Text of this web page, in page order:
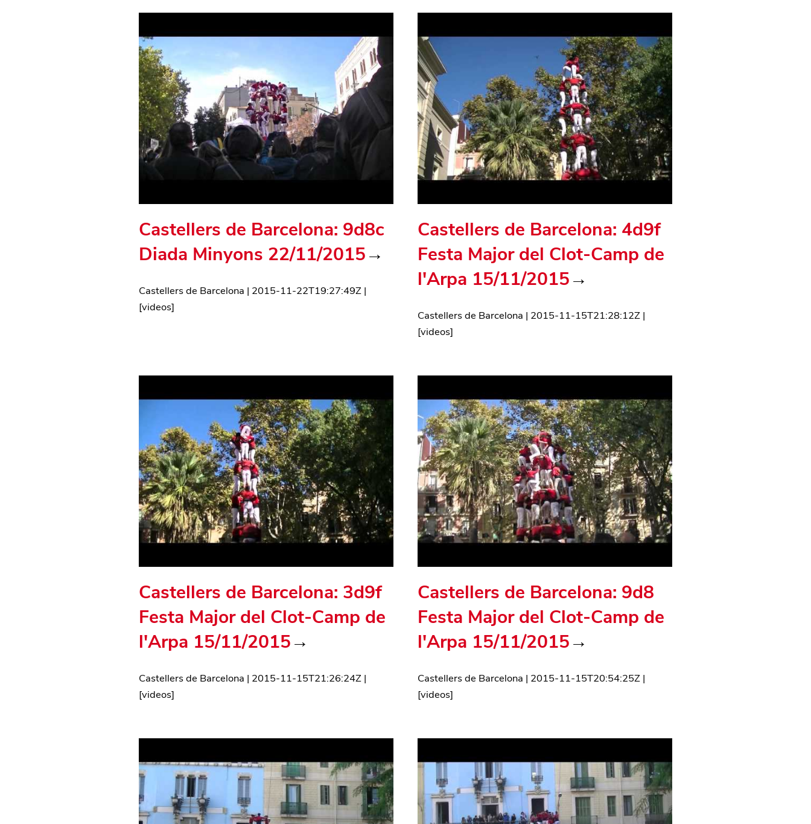
Castellers de Barcelona: 9d8c
Diada Minyons 22/11/2015→
Castellers de Barcelona | 2015-11-22T19:27:49Z|
[videos]
Castellers de Barcelona: 4d9f
Festa Major del Clot-Camp de
l'Arpa 15/11/2015→
Castellers de Barcelona | 2015-11-15T21:28:12Z |
[videos]
Castellers de Barcelona: 3d9f
Festa Major del Clot-Camp de
l'Arpa 15/11/2015→
Castellers de Barcelona | 2015-11-15T21:26:24Z|
[videos]
Castellers de Barcelona: 9d8
Festa Major del Clot-Camp de
l'Arpa 15/11/2015→
Castellers de Barcelona | 2015-11-15T20:54:25Z |
[videos]